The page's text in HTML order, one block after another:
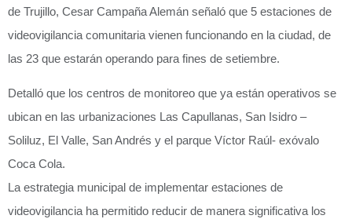
de Trujillo, Cesar Campaña Alemán señaló que 5 estaciones de
videovigilancia comunitaria vienen funcionando en la ciudad, de
las 23 que estarán operando para fines de setiembre.
Detalló que los centros de monitoreo que ya están operativos se
ubican en las urbanizaciones Las Capullanas, San Isidro –
Soliluz, El Valle, San Andrés y el parque Víctor Raúl- exóvalo
Coca Cola.
La estrategia municipal de implementar estaciones de
videovigilancia ha permitido reducir de manera significativa los